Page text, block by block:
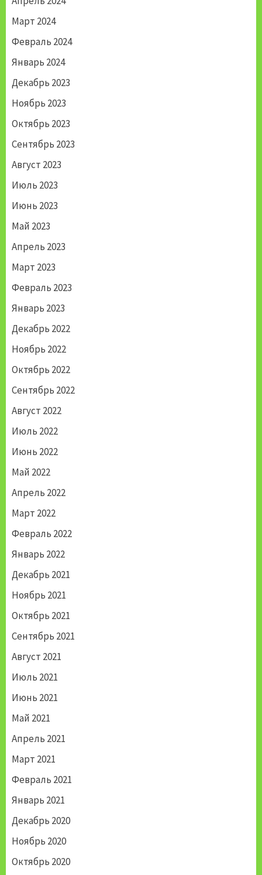
Март 2024
Февраль 2024
Январь 2024
Декабрь 2023
Ноябрь 2023
Октябрь 2023
Сентябрь 2023
Август 2023
Июль 2023
Июнь 2023
Май 2023
Апрель 2023
Март 2023
Февраль 2023
Январь 2023
Декабрь 2022
Ноябрь 2022
Октябрь 2022
Сентябрь 2022
Август 2022
Июль 2022
Июнь 2022
Май 2022
Апрель 2022
Март 2022
Февраль 2022
Январь 2022
Декабрь 2021
Ноябрь 2021
Октябрь 2021
Сентябрь 2021
Август 2021
Июль 2021
Июнь 2021
Май 2021
Апрель 2021
Март 2021
Февраль 2021
Январь 2021
Декабрь 2020
Ноябрь 2020
Октябрь 2020